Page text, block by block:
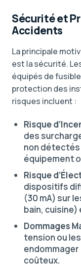
Sécurité et
Accidents
La principale
est la sécurité.
équipés de
protection des
risques incluent :
Risque
des
non détectés
équipement
Risque
dispositifs
(30 mA) sur
bain,
Dommages
tension ou
coûteux.